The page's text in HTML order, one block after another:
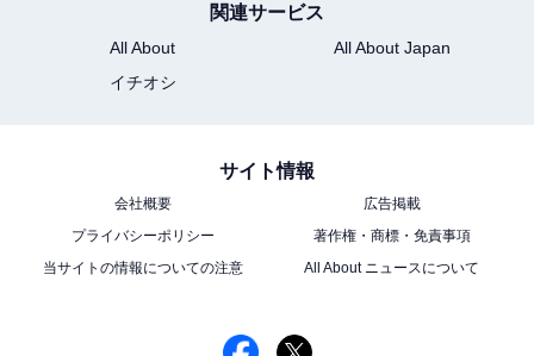
関連サービス
All About
All About Japan
イチオシ
サイト情報
会社概要
広告掲載
プライバシーポリシー
著作権・商標・免責事項
当サイトの情報についての注意
All About ニュースについて